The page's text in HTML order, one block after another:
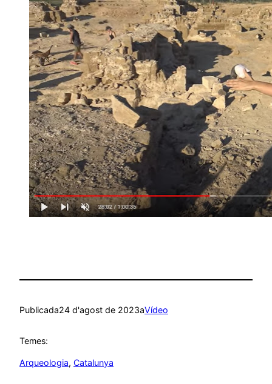
Publicada24 d'agost de 2023aVídeo
Temes:
Arqueologia, Catalunya